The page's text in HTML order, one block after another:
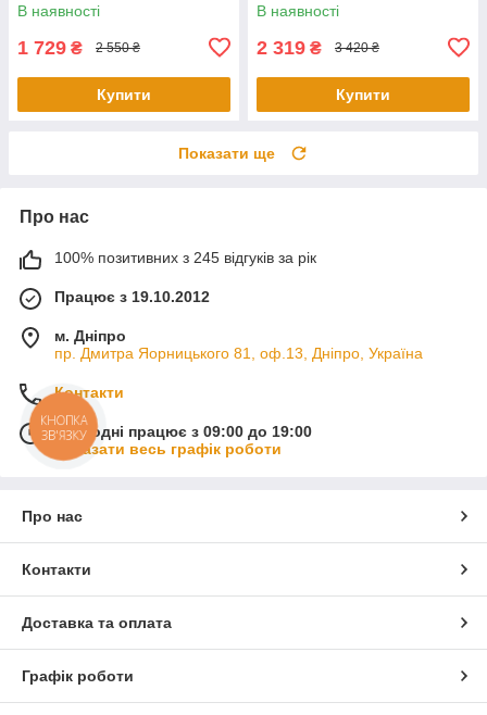
В наявності
1 729 ₴ 2 550 ₴
Купити
В наявності
2 319 ₴ 3 420 ₴
Купити
Показати ще
Про нас
100% позитивних з 245 відгуків за рік
Працює з 19.10.2012
м. Дніпро
пр. Дмитра Яорницького 81, оф.13, Дніпро, Україна
Контакти
Сьогодні працює з 09:00 до 19:00
Показати весь графік роботи
Про нас
Контакти
Доставка та оплата
Графік роботи
КНОПКА
ЗВ'ЯЗКУ